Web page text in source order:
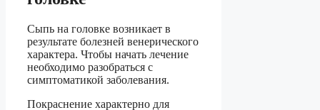
Сыпь на головке возникает в
результате болезней венерического
характера. Чтобы начать лечение
необходимо разобраться с
симптоматикой заболевания.
Покраснение характерно для